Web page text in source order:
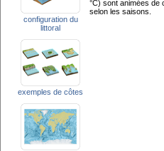
configuration du
littoral
exemples de côtes
°C) sont animées de
selon les saisons.